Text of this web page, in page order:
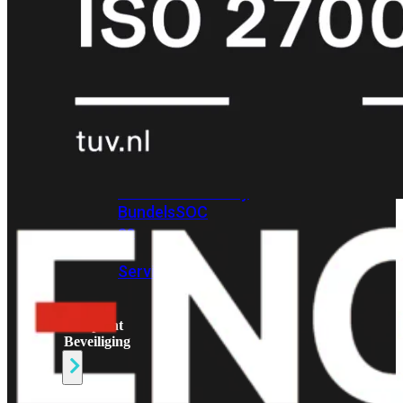
ProtectionEnterprise
Protection SOC
as
Alles
bekijken
BundelsSOC
as
Service
Endpoint
Beveiliging